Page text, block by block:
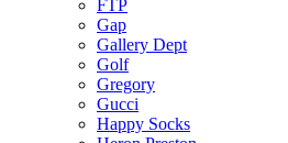
FTP
Gap
Gallery Dept
Golf
Gregory
Gucci
Happy Socks